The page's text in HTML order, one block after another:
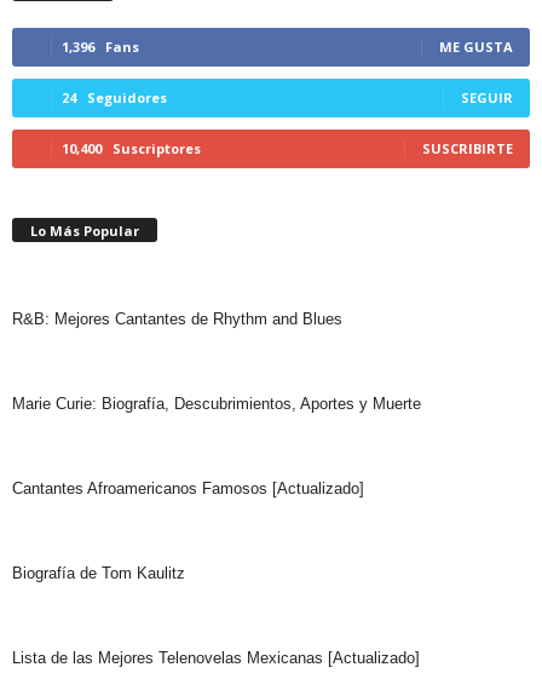
1,396 Fans ME GUSTA
24 Seguidores SEGUIR
10,400 Suscriptores SUSCRIBIRTE
Lo Más Popular
R&B: Mejores Cantantes de Rhythm and Blues
Marie Curie: Biografía, Descubrimientos, Aportes y Muerte
Cantantes Afroamericanos Famosos [Actualizado]
Biografía de Tom Kaulitz
Lista de las Mejores Telenovelas Mexicanas [Actualizado]